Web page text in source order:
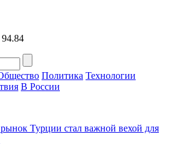
Политика Технологии
В России
Турции стал важной вехой для